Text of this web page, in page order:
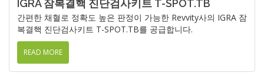
IGRA 잠복결핵 진단검사키트 T-SPOT.TB
간편한 채혈로 정확도 높은 판정이 가능한 Revvity사의 IGRA 잠
복결핵 진단검사키트 T-SPOT.TB를 공급합니다.
READ MORE